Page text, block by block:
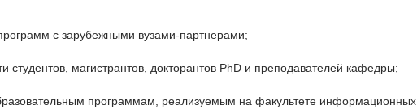
с зарубежными вузами-партнерами;
магистрантов, докторантов PhD и преподавателей кафедры;
программам, реализуемым на факультете информационных